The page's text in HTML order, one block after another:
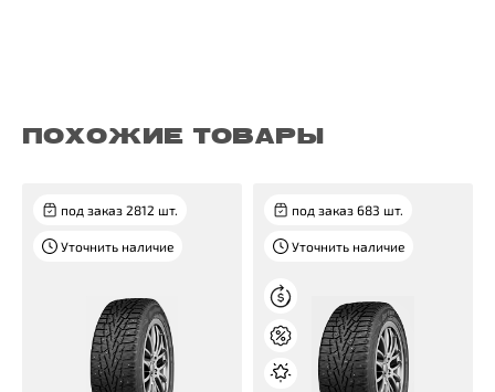
ПОХОЖИЕ ТОВАРЫ
под заказ 2812 шт.
Уточнить наличие
под заказ 683 шт.
Уточнить наличие